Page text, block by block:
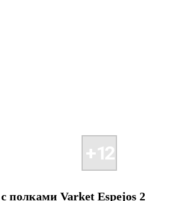
полками Varket Espejos 2